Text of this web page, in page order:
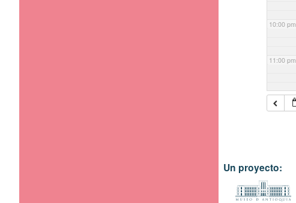
10:00 pm
11:00 pm
Un proyecto: